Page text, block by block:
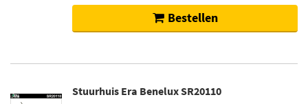
Bestellen
Stuurhuis Era Benelux SR20110